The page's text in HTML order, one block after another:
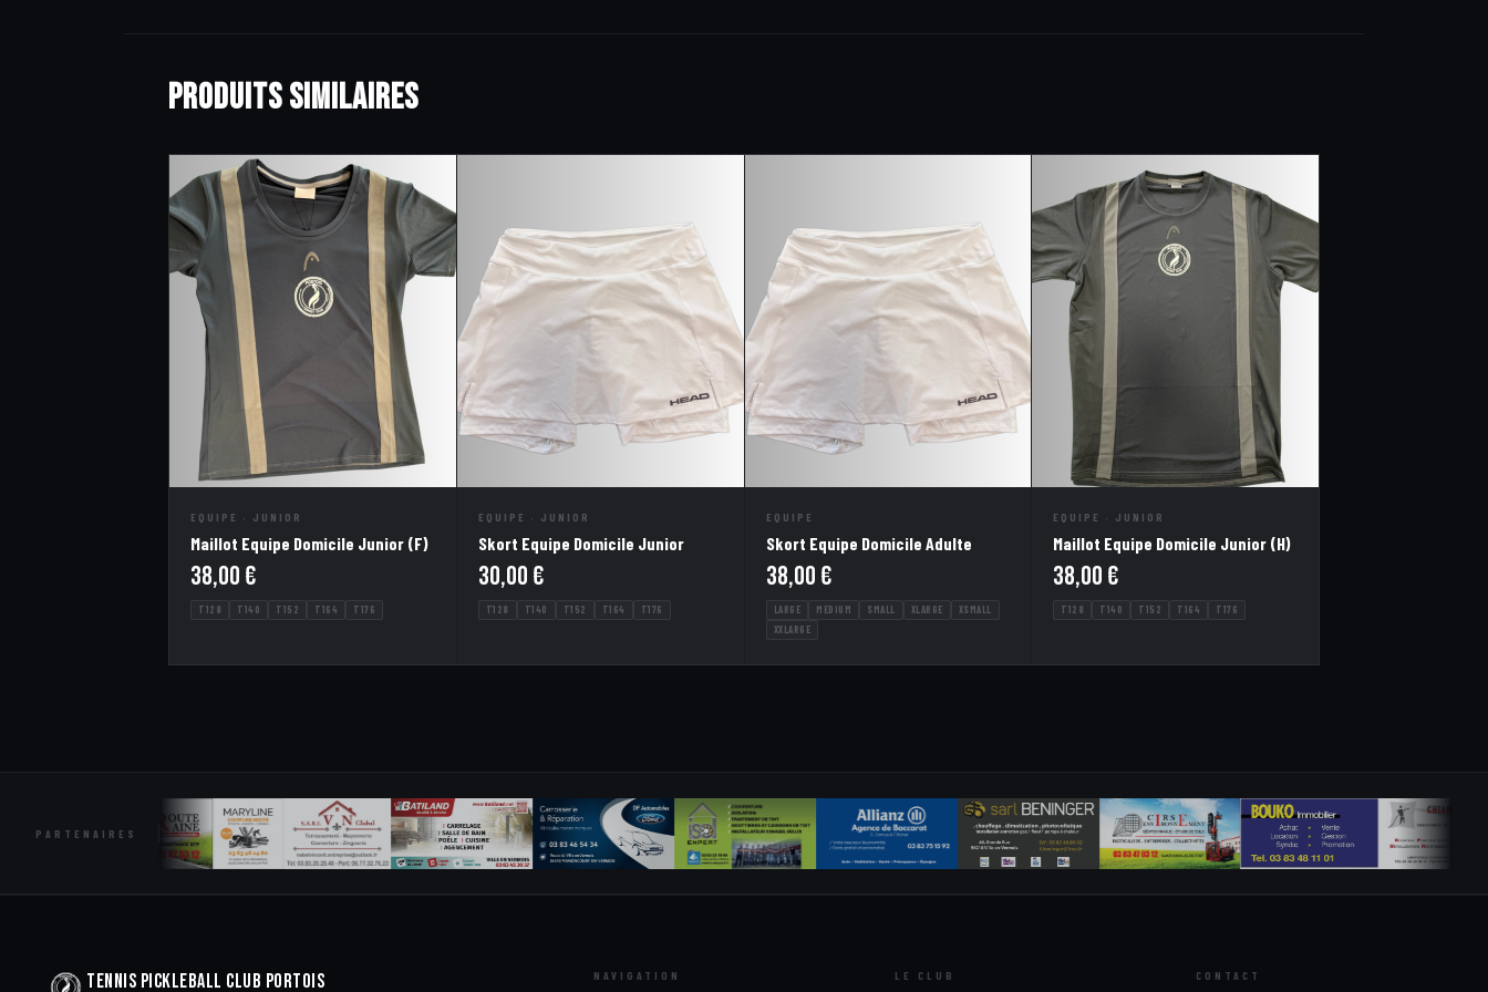
Produits similaires
EQUIPE · JUNIOR
Maillot Equipe Domicile Junior (F)
38,00 €
T128 T140 T152 T164 T176
EQUIPE · JUNIOR
Skort Equipe Domicile Junior
30,00 €
T128 T140 T152 T164 T176
EQUIPE
Skort Equipe Domicile Adulte
38,00 €
LARGE MEDIUM SMALL XLARGE
XSMALL
XXLARGE
EQUIPE · JUNIOR
Maillot Equipe Domicile Junior (H)
38,00 €
T128 T140 T152 T164 T176
PARTENAIRES
Tennis Pickleball Club Portois NAVIGATION LE CLUB CONTACT